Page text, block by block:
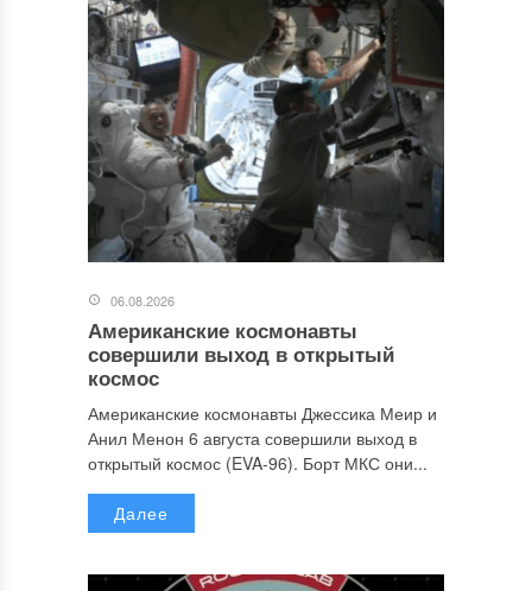
06.08.2026
Американские космонавты
совершили выход в открытый
космос
Американские космонавты Джессика Меир и
Анил Менон 6 августа совершили выход в
открытый космос (EVA-96). Борт МКС они...
Далее